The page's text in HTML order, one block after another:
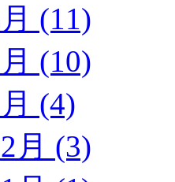
(11)
(10)
(4)
月 (3)